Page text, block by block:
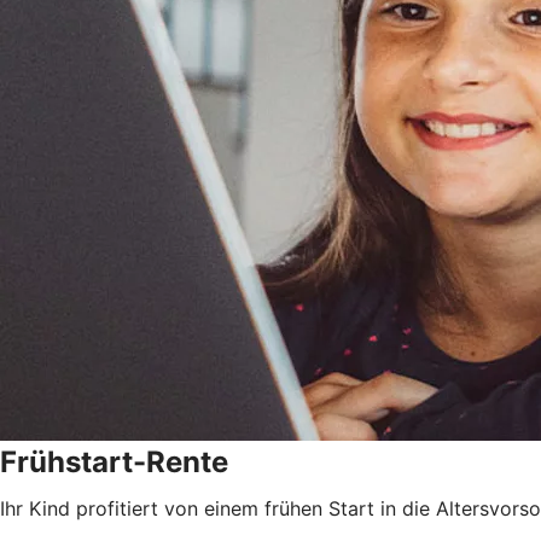
Frühstart-Rente
Ihr Kind profitiert von einem frühen Start in die